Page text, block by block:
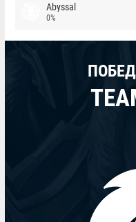
Abyssal
0%